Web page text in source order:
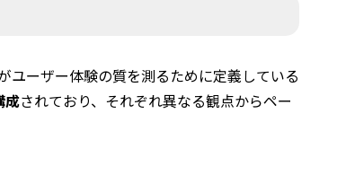
ーザー体験の質を測るために定義している
成されており、それぞれ異なる観点からペー